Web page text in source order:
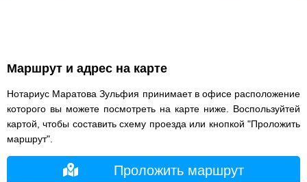
Маршрут и адрес на карте
Нотариус Маратова Зульфия принимает в офисе расположение
которого вы можете посмотреть на карте ниже. Воспользуйтей
картой, чтобы составить схему проезда или кнопкой "Проложить
маршрут".
Проложить маршрут